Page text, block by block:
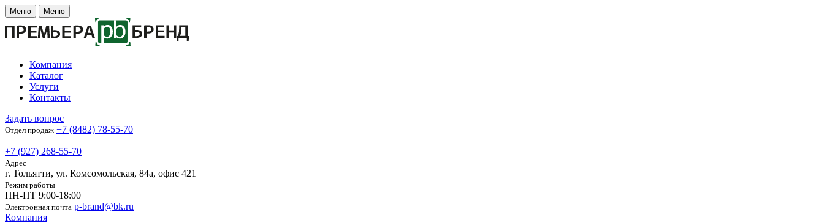
Меню Меню
Компания
Каталог
Услуги
Контакты
Задать вопрос
Отдел продаж +7 (8482) 78-55-70
+7 (927) 268-55-70
Адрес
г. Тольятти, ул. Комсомольская, 84а, офис 421
Режим работы
ПН-ПТ 9:00-18:00
Электронная почта p-brand@bk.ru
Компания